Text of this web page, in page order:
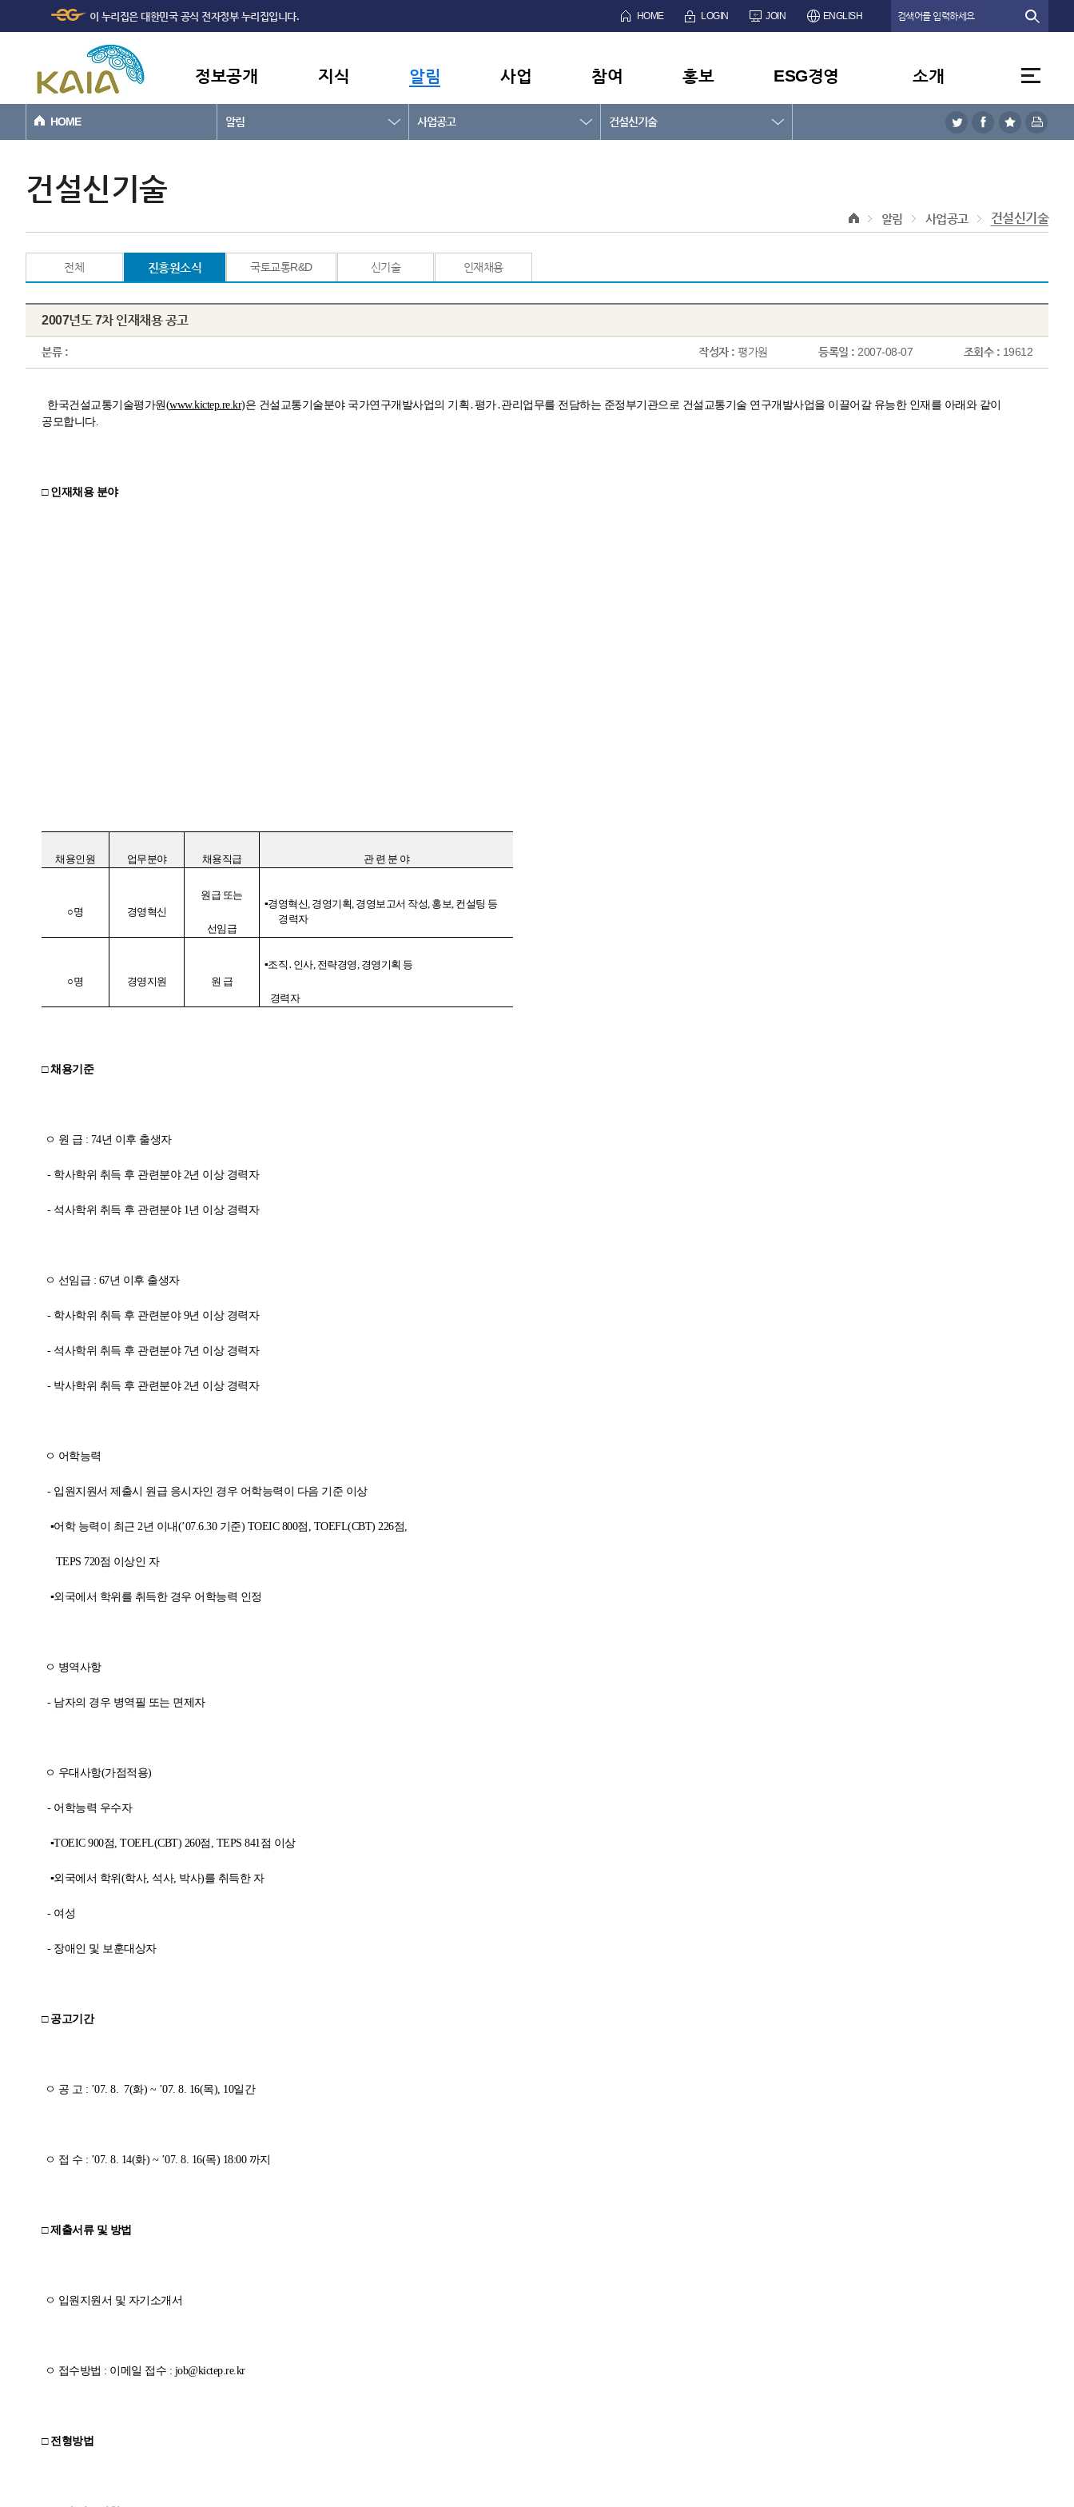
본문바로가기
이 누리집은 대한민국 공식 전자정부 누리집입니다. HOME LOGIN JOIN ENGLISH
정보공개 지식 알림 사업 참여 홍보 ESG경영 소개
HOME 알림 사업공고 건설신기술
건설신기술
알림 사업공고 건설신기술
전체 진흥원소식 국토교통R&D 신기술 인재채용
2007년도 7차 인재채용 공고
분류 : 작성자 : 평가원 등록일 : 2007-08-07 조회수 : 19612
한국건설교통기술평가원(www.kictep.re.kr)은 건설교통기술분야 국가연구개발사업의 기획 ․평가․관리업무를 전담하는 준정부기관으로 건설교통기술 연구개발사업을 이끌어갈 유능한 인재를 아래와 같이
공모합니다.
□ 인재채용 분야
채용인원 업무분야 채용직급 관 련 분 야
○명 경영혁신
원급 또는
선임급
▪경영혁신, 경영기획, 경영보고서 작성, 홍보, 컨설팅 등
경력자
○명 경영지원 원 급
▪조직 ․ 인사, 전략경영, 경영기획 등
경력자
□ 채용기준
ㅇ 원 급 : 74년 이후 출생자
- 학사학위 취득 후 관련분야2년 이상 경력자
- 석사학위 취득 후 관련분야1년 이상 경력자
ㅇ 선임급 : 67년 이후 출생자
- 학사학위 취득 후 관련분야9년 이상 경력자
- 석사학위 취득 후 관련분야7년 이상 경력자
- 박사학위 취득 후 관련분야2년 이상 경력자
ㅇ 어학능력
- 입원지원서 제출시 원급 응시자인 경우 어학능력이 다음 기준 이상
▪어학 능력이 최근 2년 이내 (’07.6.30 기준) TOEIC 800점 , TOEFL(CBT) 226점,
TEPS 720점 이상인 자
▪외국에서 학위를 취득한 경우 어학능력 인정
ㅇ 병역사항
- 남자의 경우 병역필 또는 면제자
ㅇ 우대사항(가점적용)
- 어학능력 우수자
▪TOEIC 900점, TOEFL(CBT) 260점 , TEPS 841점 이상
▪외국에서 학위 (학사, 석사, 박사)를 취득한 자
- 여성
- 장애인 및 보훈대상자
□ 공고기간
ㅇ 공 고 : ’07. 8. 7(화) ~ ’07. 8. 16(목), 10일간
ㅇ 접 수 : ’07. 8. 14(화) ~ ’07. 8. 16(목) 18:00 까지
□ 제출서류 및 방법
ㅇ 입원지원서 및 자기소개서
ㅇ 접수방법 : 이메일 접수 : job@kictep.re.kr
□ 전형방법